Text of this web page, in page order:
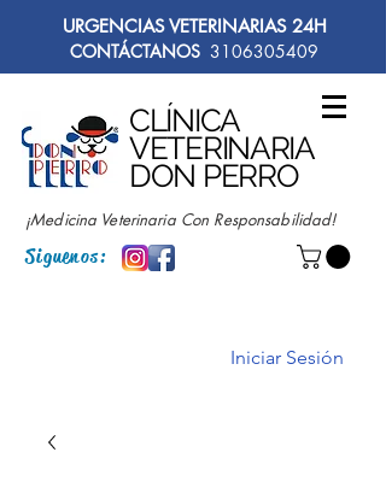
URGENCIAS VETERINARIAS 24H
CONTÁCTANOS 3106305409
CLÍNICA
VETERINARIA
DON PERRO
¡Medicina Veterinaria Con Responsabilidad!
Siguenos:
Iniciar Sesión